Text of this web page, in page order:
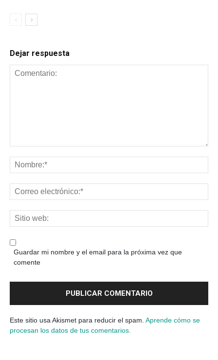
Dejar respuesta
Guardar mi nombre y el email para la próxima vez que
comente
Este sitio usa Akismet para reducir el spam. Aprende cómo se
procesan los datos de tus comentarios.